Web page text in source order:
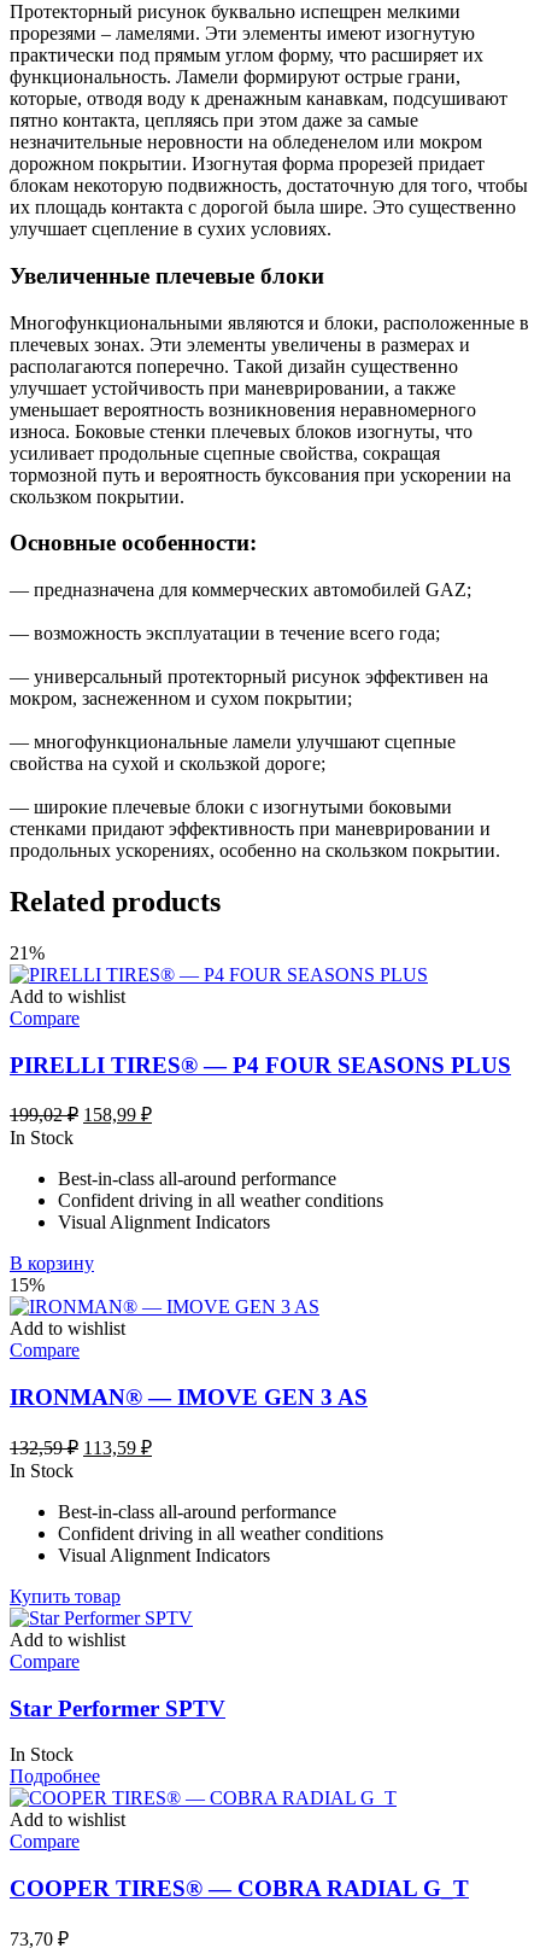
Протекторный рисунок буквально испещрен мелкими
прорезями – ламелями. Эти элементы имеют изогнутую
практически под прямым углом форму, что расширяет их
функциональность. Ламели формируют острые грани,
которые, отводя воду к дренажным канавкам, подсушивают
пятно контакта, цепляясь при этом даже за самые
незначительные неровности на обледенелом или мокром
дорожном покрытии. Изогнутая форма прорезей придает
блокам некоторую подвижность, достаточную для того, чтобы
их площадь контакта с дорогой была шире. Это существенно
улучшает сцепление в сухих условиях.
Увеличенные плечевые блоки
Многофункциональными являются и блоки, расположенные в
плечевых зонах. Эти элементы увеличены в размерах и
располагаются поперечно. Такой дизайн существенно
улучшает устойчивость при маневрировании, а также
уменьшает вероятность возникновения неравномерного
износа. Боковые стенки плечевых блоков изогнуты, что
усиливает продольные сцепные свойства, сокращая
тормозной путь и вероятность буксования при ускорении на
скользком покрытии.
Основные особенности:
— предназначена для коммерческих автомобилей GAZ;
— возможность эксплуатации в течение всего года;
— универсальный протекторный рисунок эффективен на
мокром, заснеженном и сухом покрытии;
— многофункциональные ламели улучшают сцепные
свойства на сухой и скользкой дороге;
— широкие плечевые блоки с изогнутыми боковыми
стенками придают эффективность при маневрировании и
продольных ускорениях, особенно на скользком покрытии.
Related products
21%
Add to wishlist
Compare
PIRELLI TIRES® — P4 FOUR SEASONS PLUS
199,02₽ Первоначальная
199,02 ₽.
158,99 ₽Текущая
In Stock
Best-in-class all-around performance
Confident driving in all weather conditions
Visual Alignment Indicators
В корзину
15%
Add to wishlist
Compare
IRONMAN® — IMOVE GEN 3 AS
132,59₽ Первоначальная
132,59 ₽.
113,59 ₽Текущая
In Stock
Best-in-class all-around performance
Confident driving in all weather conditions
Visual Alignment Indicators
Купить товар
Add to wishlist
Compare
Star Performer SPTV
In Stock
Подробнее
Add to wishlist
Compare
COOPER TIRES® — COBRA RADIAL G_T
73,70 ₽